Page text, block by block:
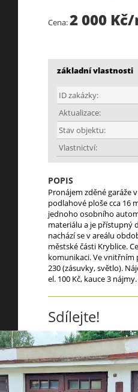
Cena:2 000
základní vlastnosti
ID zakázky:
Aktualizace:
Stav objektu:
Vlastnictví:
POPIS
Pronájem zděné garáže
podlahové ploše cca 16
jednoho osobního
materiálu a je přístupný
nachází se v areálu
městské části Kryblice.
komunikaci. Ve
230 (zásuvky, světlo).
el. 100 Kč, kauce 3
Sdílejte!